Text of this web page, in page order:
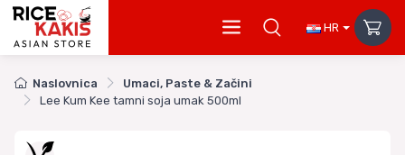
HR
Naslovnica
Umaci, Paste & Začini
Lee Kum Kee tamni soja umak 500ml